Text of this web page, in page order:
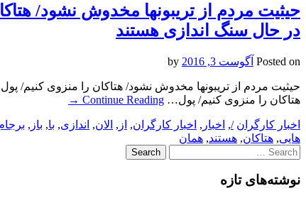
حیثیت مردم از تریبونها مخدوش نشود/
در حال سنگ اندازی هستند
Posted on آگوست 3, 2016
حیثیت مردم از تریبونها مخدوش نشود/ هتاکان را منزوی کنیم/
هتاکان را منزوی کنیم/ پول… Continue Reading
→
اخبار کارگران /
, اخبار , اخبار کارگران, از , الان, اندازی, با, باز ,
هایی, هتاکان, هستند, همان
Search
for:
نوشته‌های تازه